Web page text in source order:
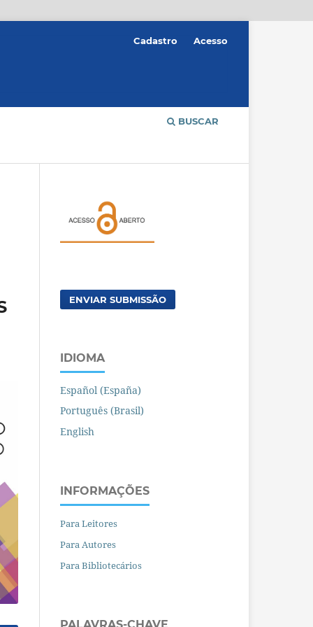
BUSCAR
Cadastro Acesso
ENVIAR SUBMISSÃO
IDIOMA
Español (España)
Português (Brasil)
English
INFORMAÇÕES
Para Leitores
Para Autores
Para Bibliotecários